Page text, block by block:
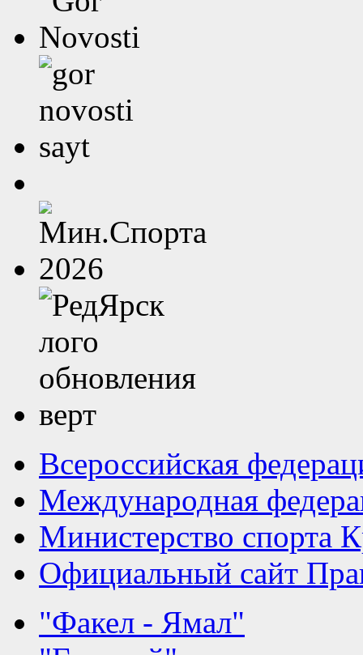
Всероссийская
Международная
Министерство спорта
Официальный сайт
"Факел - Ямал"